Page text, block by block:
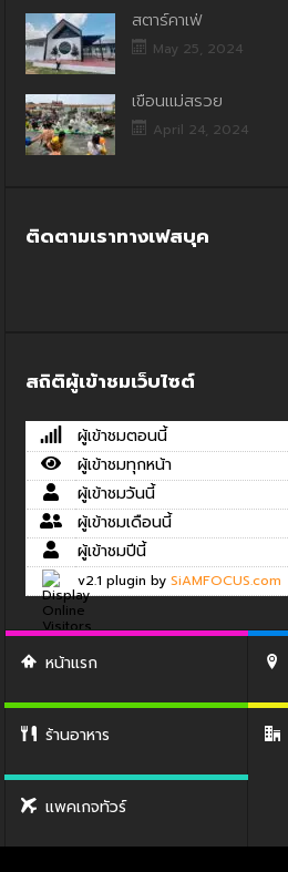
สตาร์คาเฟ่
May 25, 2024
เขื่อนแม่สรวย
April 24, 2024
ติดตามเราทางเฟสบุค
สถิติผู้เข้าชมเว็บไซต์
ผู้เข้าชมตอนนี้
ผู้เข้าชมทุกหน้า
ผู้เข้าชมวันนี้
ผู้เข้าชมเดือนนี้
ผู้เข้าชมปีนี้
v2.1 plugin by SiAMFOCUS.com
หน้าแรก
ร้านอาหาร
แพคเกจทัวร์